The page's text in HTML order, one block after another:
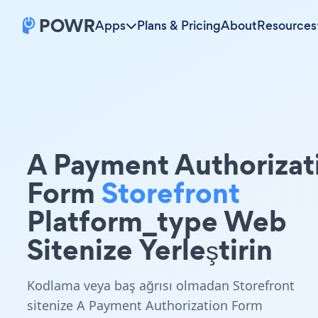
Apps Plans & PricingAboutResources
A Payment
Form Storefront
Platform_type Web
Sitenize Yerleştirin
Kodlama veya baş ağrısı olmadan Storefront
sitenize A Payment Authorization Form